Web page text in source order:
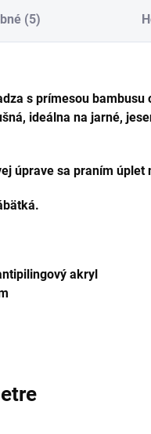
(5)
s prímesou
ideálna na jarné,
úprave sa praním
akryl